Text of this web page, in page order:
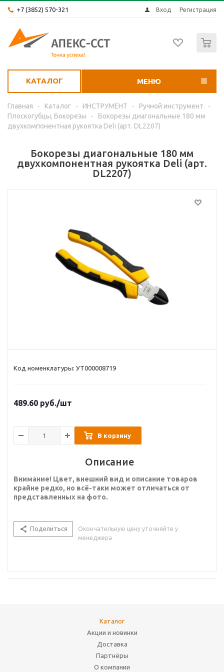
+7 (3852) 570-321 Вход Регистрация
КАТАЛОГ МЕНЮ
Главная - Каталог - ИНСТРУМЕНТ - Ручной инструмент
-
Плоскогубцы, Бокорезы
-
Бокорезы диагональные 180 мм
двухкомпонентная рукоятка Deli (арт. DL2207)
Бокорезы диагональные 180 мм
двухкомпонентная рукоятка Deli (арт.
DL2207)
Код номенклатуры: УТ000008719
489.60 руб./шт
В корзину
Описание
Внимание! Цвет, внешний вид и описание товаров
крайне редко, но всё-таки может отличаться от
представленных на фото.
Поделиться
Окончательную цену уточняйте у
менеджера
Каталог
Акции и новинки
Доставка
Партнёры
О компании